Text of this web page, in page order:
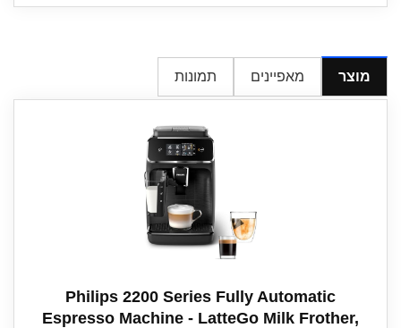
מוצר מאפיינים תמונות
Philips 2200 Series Fully Automatic
Espresso Machine - LatteGo Milk Frother,